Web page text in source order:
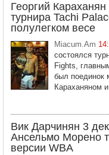
Георгий
турнира Tachi
полулегком весе
Miacum.Am
состоялся
Fights,
был поединок
Караханяном
Вик Дарчинян 3
Ансельмо Морено
версии WBA